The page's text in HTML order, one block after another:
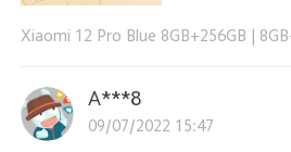
Xiaomi 12 Pro Blue 8GB+256GB
A***8
09/07/2022 15:47